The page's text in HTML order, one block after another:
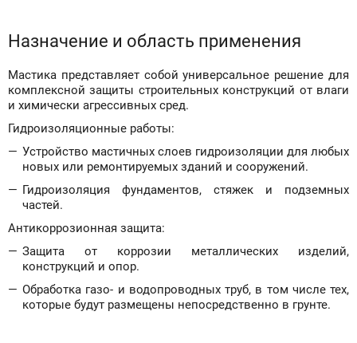
Назначение и область применения
Мастика представляет собой универсальное решение для
комплексной защиты строительных конструкций от влаги
и химически агрессивных сред.
Гидроизоляционные работы:
Устройство мастичных слоев гидроизоляции для любых
новых или ремонтируемых зданий и сооружений.
Гидроизоляция фундаментов, стяжек и подземных
частей.
Антикоррозионная защита:
Защита от коррозии металлических изделий,
конструкций и опор.
Обработка газо- и водопроводных труб, в том числе тех,
которые будут размещены непосредственно в грунте.